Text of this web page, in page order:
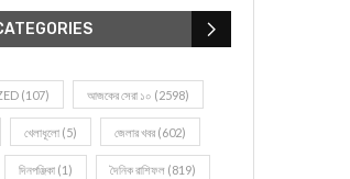
(107) আজকের সেরা ১০ (2598)
খেলাধূলো (5) জেলার খবর (602)
দিনপঞ্জিকা (1) দৈনিক রাশিফল (819)